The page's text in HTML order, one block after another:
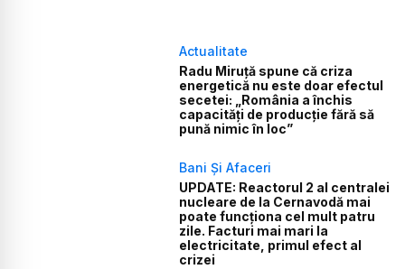
Actualitate
Radu Miruță spune că criza
energetică nu este doar efectul
secetei: „România a închis
capacități de producție fără să
pună nimic în loc”
Bani Și Afaceri
UPDATE: Reactorul 2 al centralei
nucleare de la Cernavodă mai
poate funcționa cel mult patru
zile. Facturi mai mari la
electricitate, primul efect al
crizei